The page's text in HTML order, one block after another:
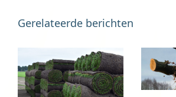
Gerelateerde berichten